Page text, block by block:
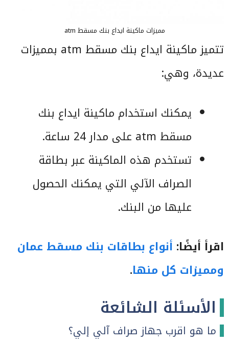
مميزات ماكينة ايداع بنك مسقط atm
تتميز ماكينة ايداع بنك مسقط atm بمميزات
عديدة، وهي:
يمكنك استخدام ماكينة ايداع بنك
مسقط atm على مدار 24 ساعة.
تستخدم هذه الماكينة عبر بطاقة
الصراف الآلي التي يمكنك الحصول
عليها من البنك.
اقرأ أيضًا: أنواع بطاقات بنك مسقط عمان
ومميزات كل منها.
الأسئلة الشائعة
ما هو اقرب جهاز صراف آلي إلي؟